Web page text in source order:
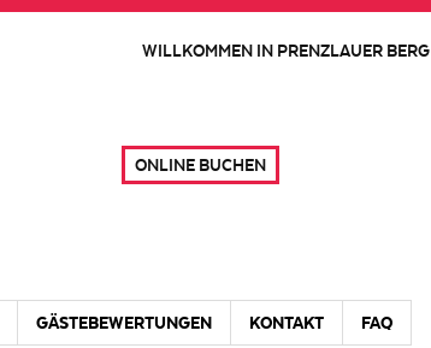
WILLKOMMEN IN PRENZLAUER BERG
ONLINE BUCHEN
GÄSTEBEWERTUNGEN KONTAKT FAQ